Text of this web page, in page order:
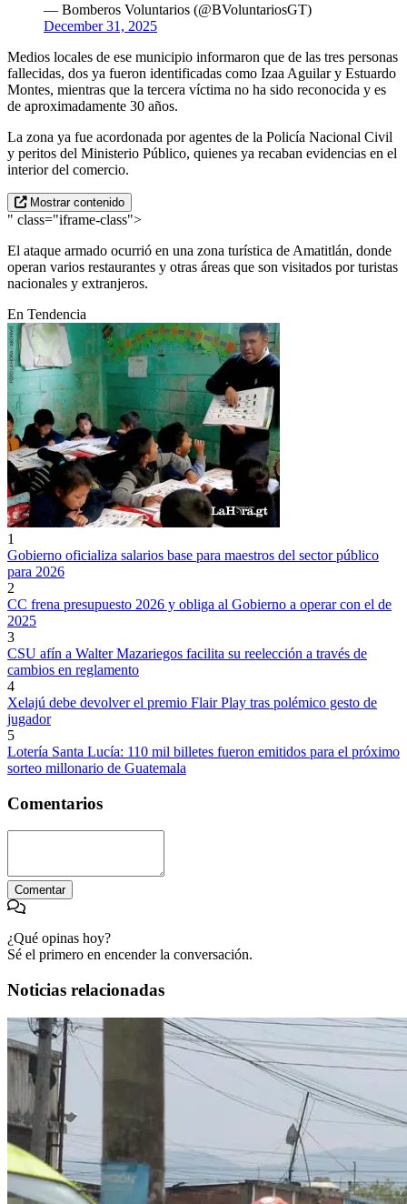
— Bomberos Voluntarios (@BVoluntariosGT)
December 31, 2025
Medios locales de ese municipio informaron que de las tres personas
fallecidas, dos ya fueron identificadas como Izaa Aguilar y Estuardo
Montes, mientras que la tercera víctima no ha sido reconocida y es
de aproximadamente 30 años.
La zona ya fue acordonada por agentes de la Policía Nacional Civil
y peritos del Ministerio Público, quienes ya recaban evidencias en el
interior del comercio.
Mostrar contenido
" class="iframe-class">
El ataque armado ocurrió en una zona turística de Amatitlán, donde
operan varios restaurantes y otras áreas que son visitados por turistas
nacionales y extranjeros.
En Tendencia
1
Gobierno oficializa salarios base para maestros del sector público
para 2026
2
CC frena presupuesto 2026 y obliga al Gobierno a operar con el de
2025
3
CSU afín a Walter Mazariegos facilita su reelección a través de
cambios en reglamento
4
Xelajú debe devolver el premio Flair Play tras polémico gesto de
jugador
5
Lotería Santa Lucía: 110 mil billetes fueron emitidos para el próximo
sorteo millonario de Guatemala
Comentarios
Comentar
¿Qué opinas hoy?
Sé el primero en encender la conversación.
Noticias relacionadas